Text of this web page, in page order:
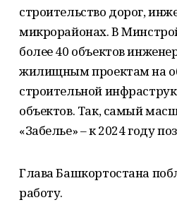
строительство дорог,
микрорайонах. В
более 40 объектов
жилищным проектам на
строительной
объектов. Так, самый
«Забелье» – к 2024 году
Глава Башкортостана
работу.